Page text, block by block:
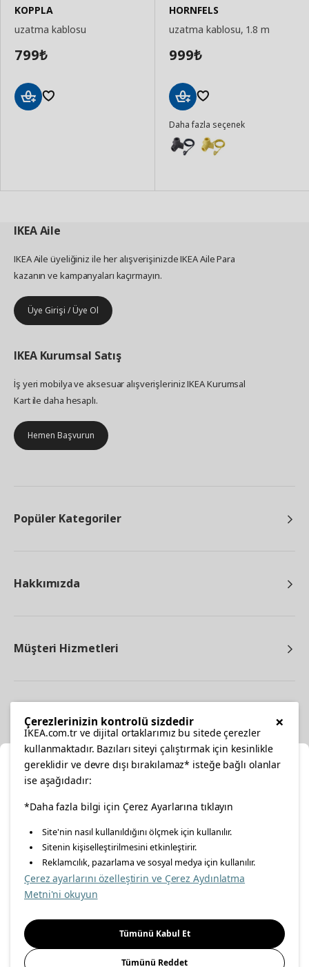
KOPPLA
uzatma kablosu
799₺
HORNFELS
uzatma kablosu, 1.8 m
999₺
Ekle
Daha fazla seçenek
IKEAAile
IKEA Aile üyeliğiniz ile her alışverişinizde IKEA Aile Para
kazanın ve kampanyaları kaçırmayın.
Üye Girişi / Üye Ol
IKEA Kurumsal Satış
İş yeri mobilya ve aksesuar alışverişleriniz IKEA Kurumsal
Kart ile daha hesaplı.
Hemen Başvurun
Popüler Kategoriler
Hakkımızda
Müşteri Hizmetleri
facebooktwitterinstagrampinterestyoutube
linkedin
Enerji Politikası Bilgi Güvenliği Politikası
Gıda Güvenliği Politikası
Önemli Bilgilendirme İnternet Sitesi Gizlilik Politikası
Konumunuzu Seçin
İnternetten vereceğiniz siparişlerinizde size özel hizmet ve
içerikleri görebilmek için lütfen konumuzu seçin.
İl seçiniz
Seçiniz
×
Çerezlerinizin kontrolü sizdedir
IKEA.com.tr ve dijital ortaklarımız bu sitede çerezler
kullanmaktadır. Bazıları siteyi çalıştırmak için kesinlikle
gereklidir ve devre dışı bırakılamaz* isteğe bağlı olanlar
ise aşağıdadır:
*Daha fazla bilgi için Çerez Ayarlarına tıklayın
Site'nin nasıl kullanıldığını ölçmek için kullanılır.
Sitenin kişiselleştirilmesini etkinleştirir.
Reklamcılık, pazarlama ve sosyal medya için kullanılır.
Çerez ayarlarını özelleştirin ve Çerez Aydınlatma
Metni'ni okuyun
Tümünü Kabul Et
Tümünü Reddet